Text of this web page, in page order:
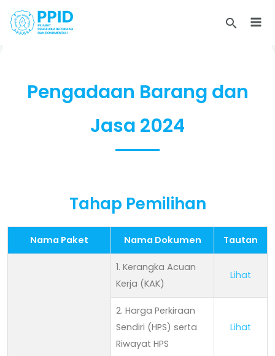
Pengadaan Barang dan
Jasa 2024
Tahap Pemilihan
Nama Paket Nama Dokumen Tautan
1. Kerangka Acuan
Kerja (KAK)
Lihat
2. Harga Perkiraan
Sendiri (HPS) serta
Riwayat HPS
Lihat